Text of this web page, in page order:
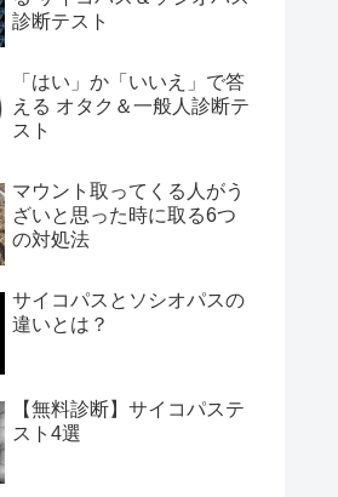
診断テスト
「はい」か「いいえ」で答
える オタク＆一般人診断テ
スト
マウント取ってくる人がう
ざいと思った時に取る6つ
の対処法
サイコパスとソシオパスの
違いとは？
【無料診断】サイコパステ
スト4選